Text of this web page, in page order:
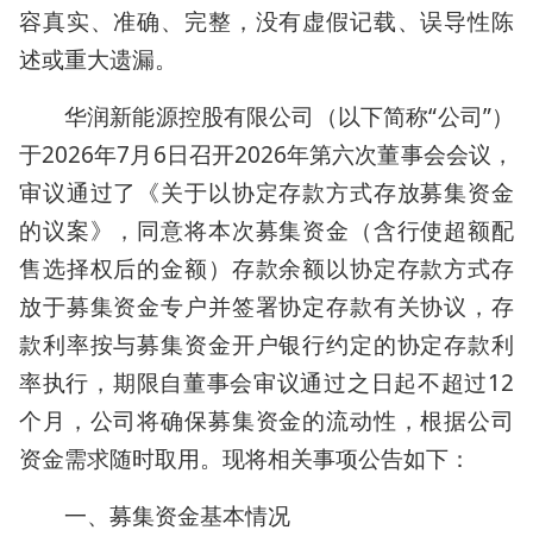
容真实、准确、完整，没有虚假记载、误导性陈
述或重大遗漏。
华润新能源控股有限公司（以下简称“公司”）
于2026年7月6日召开2026年第六次董事会会议，
审议通过了《关于以协定存款方式存放募集资金
的议案》，同意将本次募集资金（含行使超额配
售选择权后的金额）存款余额以协定存款方式存
放于募集资金专户并签署协定存款有关协议，存
款利率按与募集资金开户银行约定的协定存款利
率执行，期限自董事会审议通过之日起不超过12
个月，公司将确保募集资金的流动性，根据公司
资金需求随时取用。现将相关事项公告如下：
一、募集资金基本情况